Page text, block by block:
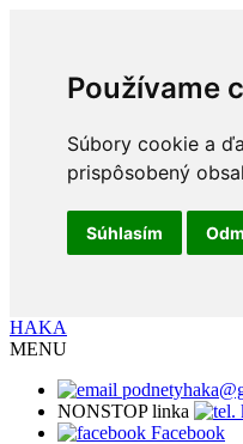
Používame
Súbory cookie a
prispôsobený
Súhlasím
HAKA
MENU
NONSTOP linka
Facebook